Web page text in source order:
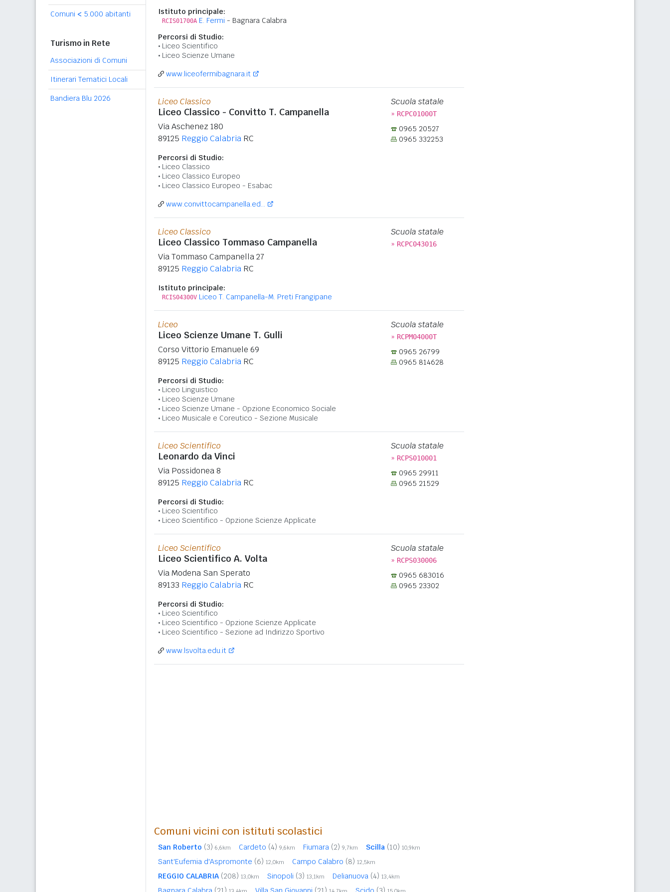
Comuni < 5.000 abitanti
Turismo in Rete
Associazioni di Comuni
Itinerari Tematici Locali
Bandiera Blu 2026
Istituto principale:
RCIS01700A E. Fermi - Bagnara Calabra
Percorsi di Studio:
Liceo Scientifico
Liceo Scienze Umane
www.liceofermibagnara.it
Liceo Classico
Liceo Classico - Convitto T. Campanella
Via Aschenez 180
89125 Reggio Calabria RC
Percorsi di Studio:
Liceo Classico
Liceo Classico Europeo
Liceo Classico Europeo - Esabac
Scuola statale
» RCPC01000T
0965 20527
0965 332253
www.convittocampanella.ed...
Liceo Classico
Liceo Classico Tommaso Campanella
Via Tommaso Campanella 27
89125 Reggio Calabria RC
Istituto principale:
RCIS04300V Liceo T. Campanella-M. Preti Frangipane
Scuola statale
» RCPC043016
Liceo
Liceo Scienze Umane T. Gulli
Corso Vittorio Emanuele 69
89125 Reggio Calabria RC
Percorsi di Studio:
Liceo Linguistico
Liceo Scienze Umane
Liceo Scienze Umane - Opzione Economico Sociale
Liceo Musicale e Coreutico - Sezione Musicale
Scuola statale
» RCPM04000T
0965 26799
0965 814628
Liceo Scientifico
Leonardo da Vinci
Via Possidonea 8
89125 Reggio Calabria RC
Percorsi di Studio:
Liceo Scientifico
Liceo Scientifico - Opzione Scienze Applicate
Scuola statale
» RCPS010001
0965 29911
0965 21529
Liceo Scientifico
Liceo Scientifico A. Volta
Via Modena San Sperato
89133 Reggio Calabria RC
Percorsi di Studio:
Liceo Scientifico
Liceo Scientifico - Opzione Scienze Applicate
Liceo Scientifico - Sezione ad Indirizzo Sportivo
Scuola statale
» RCPS030006
0965 683016
0965 23302
www.lsvolta.edu.it
Comuni vicini con istituti scolastici
San Roberto (3) 6,6km Cardeto (4) 9,6km Fiumara (2) 9,7km Scilla (10) 10,9km
Sant'Eufemia d'Aspromonte (6) 12,0km Campo Calabro (8) 12,5km
REGGIO CALABRIA (208) 13,0km Sinopoli (3) 13,1km Delianuova (4) 13,4km